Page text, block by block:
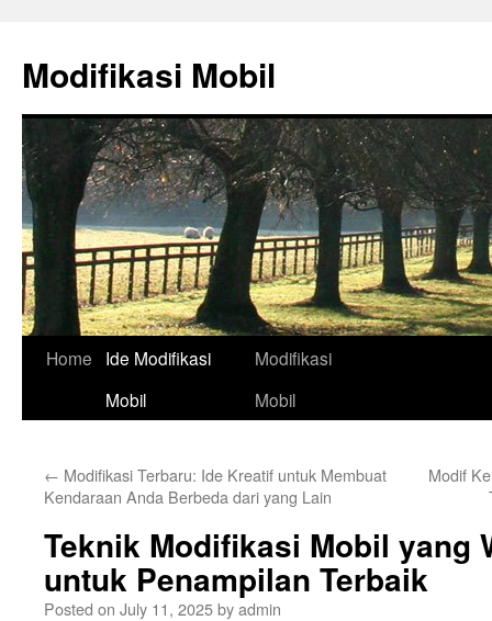
content
Modifikasi Mobil
Home
Ide Modifikasi
Mobil
Modifikasi
Mobil
← Modifikasi Terbaru: Ide Kreatif untuk Membuat
Kendaraan Anda Berbeda dari yang Lain
Modif
Teknik Modifikasi Mobil yang
untuk Penampilan Terbaik
Posted on July 11, 2025byadmin